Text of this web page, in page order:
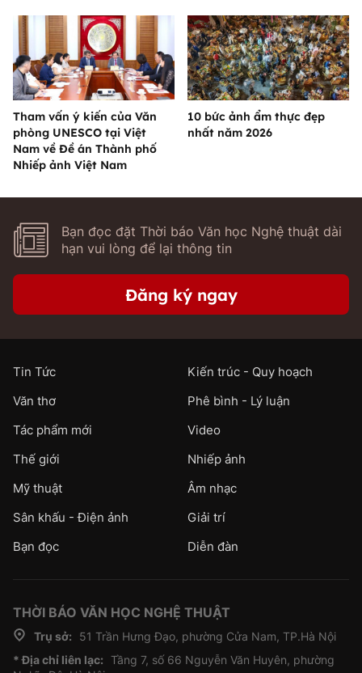
Tham vấn ý kiến của Văn
phòng UNESCO tại Việt
Nam về Đề án Thành phố
Nhiếp ảnh Việt Nam
10 bức ảnh ẩm thực đẹp
nhất năm 2026
Bạn đọc đặt Thời báo Văn học Nghệ thuật dài
hạn vui lòng để lại thông tin
Đăng ký ngay
Tin Tức
Kiến trúc - Quy hoạch
Văn thơ
Phê bình - Lý luận
Tác phẩm mới
Video
Thế giới
Nhiếp ảnh
Mỹ thuật
Âm nhạc
Sân khấu - Điện ảnh
Giải trí
Bạn đọc
Diễn đàn
THỜI BÁO VĂN HỌC NGHỆ THUẬT
Trụ sở:
51 Trần Hưng Đạo, phường Cửa Nam, TP.Hà Nội
* Địa chỉ liên lạc: Tầng 7, số 66 Nguyễn Văn Huyên, phường